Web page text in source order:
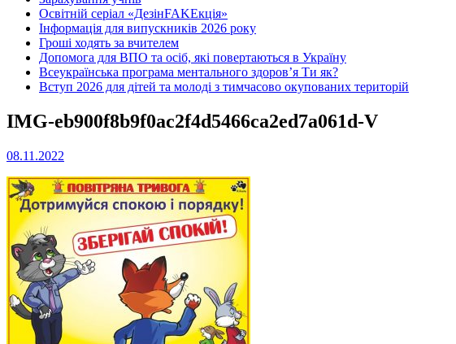
Освітній серіал «ДезінFAKEкція»
Інформація для випускників 2026 року
Гроші ходять за вчителем
Допомога для ВПО та осіб, які повертаються в Україну
Всеукраїнська програма ментального здоров’я Ти як?
Вступ 2026 для дітей та молоді з тимчасово окупованих територій
IMG-eb900f8b9f0ac2f4d5466ca2ed7a061d-V
08.11.2022